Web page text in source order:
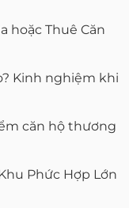
hoặc Thuê Căn
Kinh nghiệm khi
căn hộ thương
Phức Hợp Lớn